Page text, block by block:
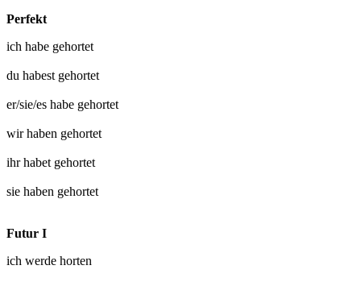
Perfekt
ich habe gehortet
du habest gehortet
er/sie/es habe gehortet
wir haben gehortet
ihr habet gehortet
sie haben gehortet
Futur I
ich werde horten